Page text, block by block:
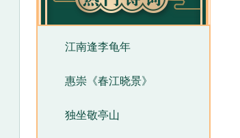
江南逢李龟年
惠崇《春江晓景》
独坐敬亭山